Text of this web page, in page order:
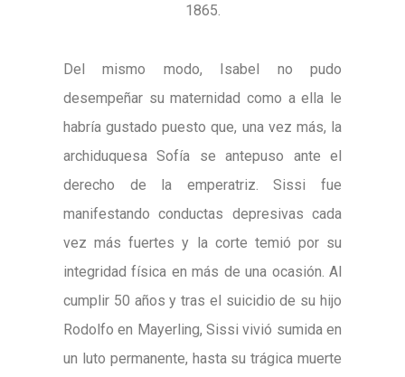
1865.
Del mismo modo, Isabel no pudo
desempeñar su maternidad como a ella le
habría gustado puesto que, una vez más, la
archiduquesa Sofía se antepuso ante el
derecho de la emperatriz. Sissi fue
manifestando conductas depresivas cada
vez más fuertes y la corte temió por su
integridad física en más de una ocasión. Al
cumplir 50 años y tras el suicidio de su hijo
Rodolfo en Mayerling, Sissi vivió sumida en
un luto permanente, hasta su trágica muerte